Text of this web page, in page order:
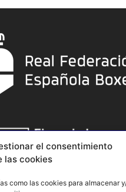
el consentimiento
las cookies
como las cookies para almacenar